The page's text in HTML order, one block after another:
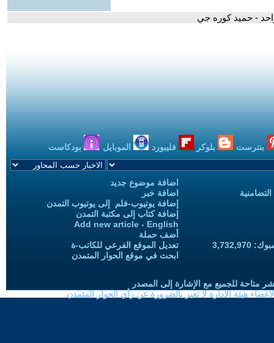
- حميد كوره جي
بنترست بلوكر فليبورد الموبايل بودكاست
اضافة موضوع جديد
اضافة خبر
إضافة يوتيوب-فلم إلى يوتيوب التمدن
إضافة كتاب إلى مكتبة التمدن
Add new article - English
أضف حملة
تعديل الموقع الفرعي للكاتب-ة
ابحث في موقع الحوار المتمدن
متاحة للجميع مع الإشارة إلى المصدر
هيئة الادارة لا تعبر بالضرورة عن رأي الحوار المتمدن